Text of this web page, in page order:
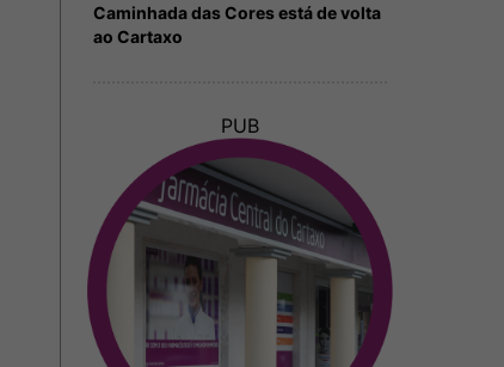
Caminhada das Cores está de volta
ao Cartaxo
PUB